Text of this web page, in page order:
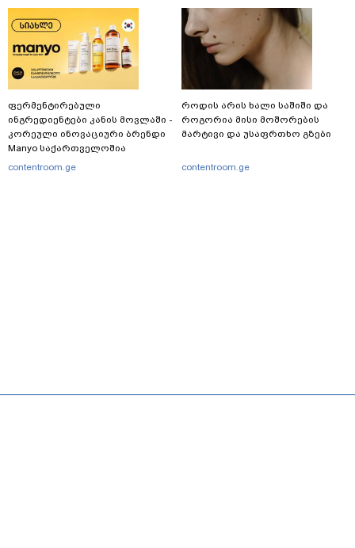
ფერმენტირებული
ინგრედიენტები კანის მოვლაში -
კორეული ინოვაციური ბრენდი
Manyo საქართველოშია
contentroom.ge
როდის არის ხალი საშიში და
როგორია მისი მოშორების
მარტივი და უსაფრთხო გზები
contentroom.ge